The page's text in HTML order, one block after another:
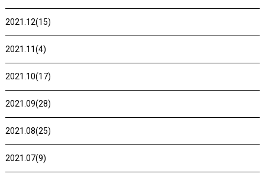
2021.12(15)
2021.11(4)
2021.10(17)
2021.09(28)
2021.08(25)
2021.07(9)